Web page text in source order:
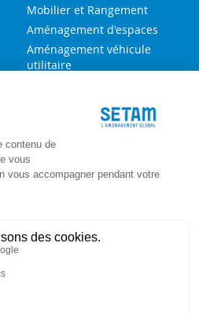
Mobilier et Rangement
Aménagement d'espaces
Aménagement véhicule
utilitaire